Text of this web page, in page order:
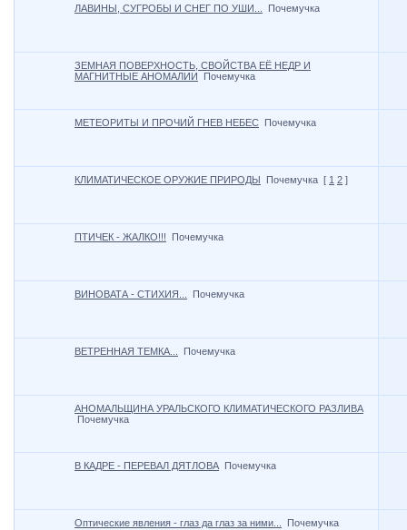
ЛАВИНЫ, СУГРОБЫ И СНЕГ ПО УШИ... Почемучка
ЗЕМНАЯ ПОВЕРХНОСТЬ, СВОЙСТВА ЕЁ НЕДР И
МАГНИТНЫЕ АНОМАЛИИ
Почемучка
МЕТЕОРИТЫ И ПРОЧИЙ ГНЕВ НЕБЕС Почемучка
КЛИМАТИЧЕСКОЕ ОРУЖИЕ ПРИРОДЫ Почемучка [ 1 2 ]
ПТИЧЕК - ЖАЛКО!!! Почемучка
ВИНОВАТА - СТИХИЯ... Почемучка
ВЕТРЕННАЯ ТЕМКА... Почемучка
АНОМАЛЬЩИНА УРАЛЬСКОГО КЛИМАТИЧЕСКОГО РАЗЛИВА
Почемучка
В КАДРЕ - ПЕРЕВАЛ ДЯТЛОВА Почемучка
Оптические явления - глаз да глаз за ними... Почемучка